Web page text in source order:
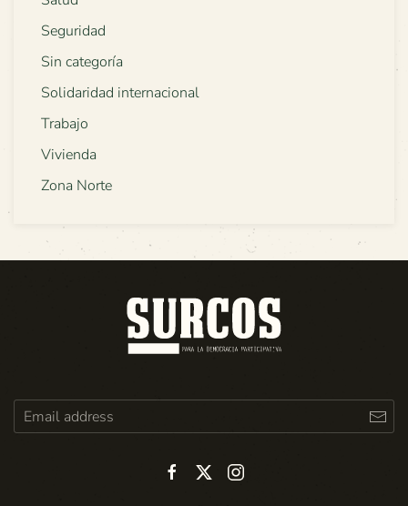
Seguridad
Sin categoría
Solidaridad internacional
Trabajo
Vivienda
Zona Norte